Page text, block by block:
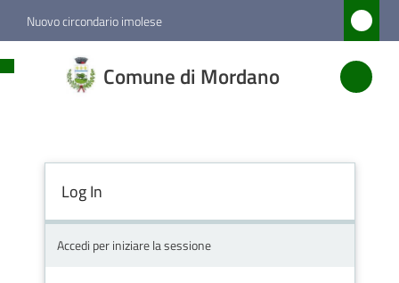
Vai al contenuto
Vai alla navigazione
Vai al footer
Nuovo circondario imolese
Comune di Mordano
di
Amministrazione
Novità
Log In
Accedi per iniziare la sessione